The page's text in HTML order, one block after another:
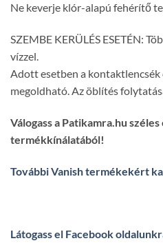
Ne keverje klór-alapú fehérítő
SZEMBE KERÜLÉS ESETÉN:
vízzel.
Adott esetben a
megoldható. Az öblítés
Válogass a Patikamra.hu
termékkínálatából!
További Vanish termékekért
Látogass el Facebook